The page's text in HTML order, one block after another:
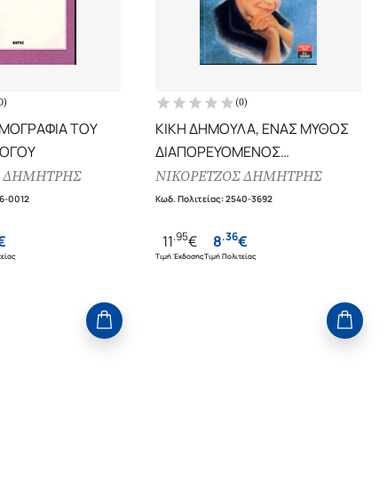
)
ΤΟΥ
ΔΗΜΗΤΡΗΣ
0012
(0)
ΚΙΚΗ ΔΗΜΟΥΛΑ, ΕΝΑΣ ΜΥΘΟΣ
ΔΙΑΠΟΡΕΥΟΜΕΝΟΣ
ΑΠΟΓΡΑΦΕΣ ΕΝΟΣ
ΑΝΕΥΛΑΒΟΥΣ
ΝΙΚΟΡΕΤΖΟΣ ΔΗΜΗΤΡΗΣ
Κωδ. Πολιτείας:2540-3692
11.95€
Τιμή Έκδοσης
8.36€
Τιμή Πολιτείας